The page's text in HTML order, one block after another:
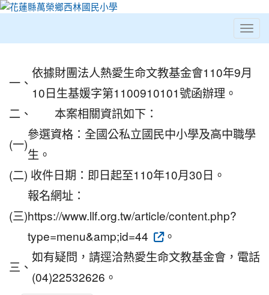
⏸
2021 年看見洄瀾公益繪畫比賽
一、
依據財團法人熱愛生命文教基金會110年9月
10日生基媛字第1100910101號函辦理。
二、
本案相關資訊如下：
(一)
參選資格：全國公私立國民中小學及高中職學
生。
(二) 收件日期：即日起至110年10月30日。
(三)
報名網址：
https://www.llf.org.tw/article/content.php?
type=menu&amp;id=44
。
三、
如有疑問，請逕洽熱愛生命文教基金會，電話
(04)22532626。